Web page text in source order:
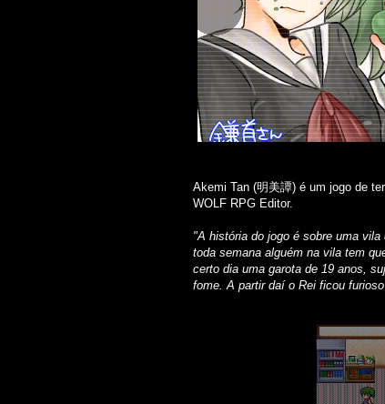
Akemi Tan (明美譚) é um jogo de
WOLF RPG Editor.
"A história do jogo é sobre uma
toda semana alguém na vila tem
certo dia uma garota de 19 anos,
fome. A partir daí o Rei ficou